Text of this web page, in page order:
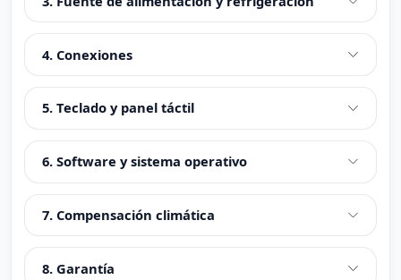
4. Conexiones
5. Teclado y panel táctil
6. Software y sistema operativo
7. Compensación climática
8. Garantía